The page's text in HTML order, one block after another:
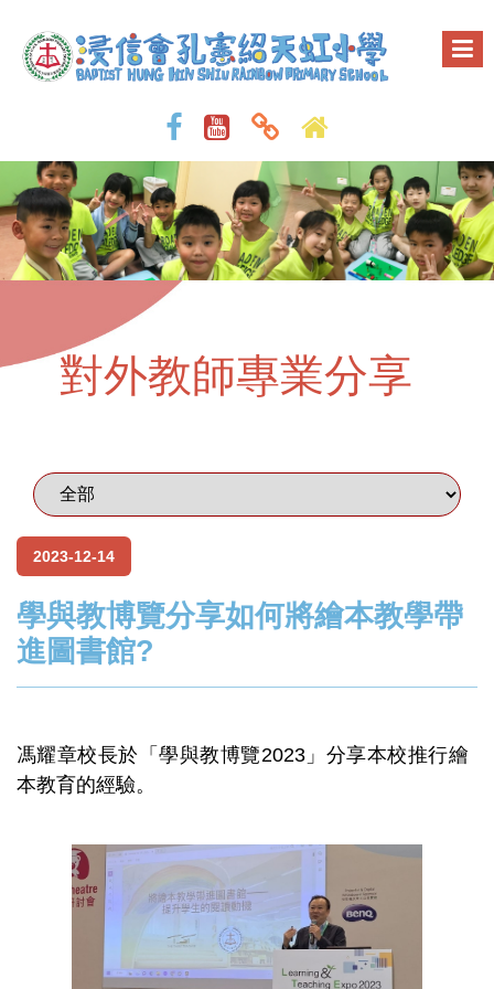
對外教師專業分享
2023-12-14
學與教博覽分享如何將繪本教學帶
進圖書館?
馮耀章校長於「學與教博覽2023」分享本校推行繪
本教育的經驗。